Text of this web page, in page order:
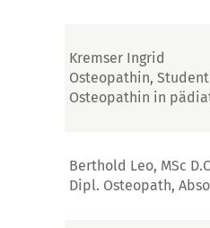
Kremser Ingrid
Osteopathin,
Osteopathin in
Berthold Leo, MSc
Dipl. Osteopath,